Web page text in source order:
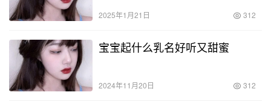
2025年1月21日 312
宝宝起什么乳名好听又甜蜜
2024年11月20日 312